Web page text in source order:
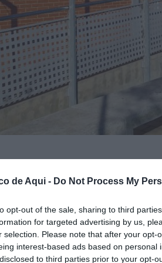
de Aqui - Do Not Process My
opt-out of the sale, sharing to third
for targeted advertising by us,
selection. Please note that after your opt-
interest-based ads based on personal
to third parties prior to your opt-
fuente preferida de Google de forma
Coma, enPaterna, recuperará
1 de junio. LaConselleria
del servicio de Pediatría,